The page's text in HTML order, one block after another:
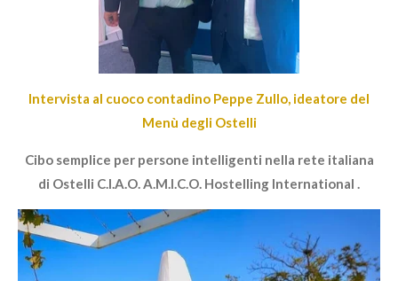
Intervista al cuoco contadino Peppe Zullo, ideatore del
Menù degli Ostelli
Cibo semplice per persone intelligenti nella rete italiana
di Ostelli C.I.A.O. A.M.I.C.O. Hostelling International .